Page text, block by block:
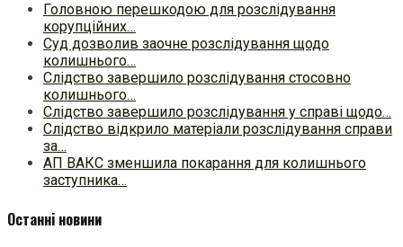
Головною перешкодою для розслідування
корупційних…
Суд дозволив заочне розслідування щодо
колишнього…
Слідство завершило розслідування стосовно
колишнього…
Слідство завершило розслідування у справі щодо…
Слідство відкрило матеріали розслідування справи
за…
АП ВАКС зменшила покарання для колишнього
заступника…
Останні новини